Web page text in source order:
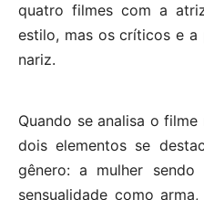
quatro filmes com a
estilo, mas os críticos e
nariz.
Quando se analisa o
dois elementos se
gênero: a mulher sendo
sensualidade como